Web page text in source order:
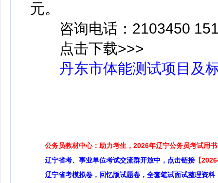
元。
咨询电话：2103450
点击下载>>>
丹东市体能测试项目及
公务员教材中心：助力考生，2026年辽宁公务员考试用书
辽宁省考、事业单位考试交流群开放中，点击链接 【
辽宁省考模拟卷，回忆版试题卷，全套笔试面试整理资料